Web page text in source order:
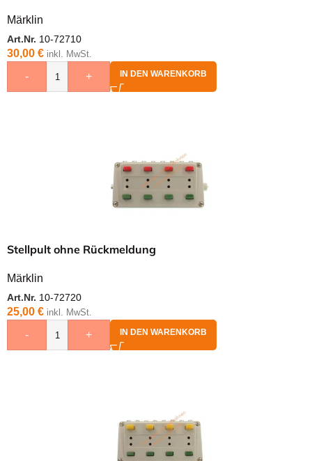
Märklin
Art.Nr. 10-72710
30,00 € inkl. MwSt.
- + IN DEN WARENKORB
Stellpult ohne Rückmeldung
Märklin
Art.Nr. 10-72720
25,00 € inkl. MwSt.
- + IN DEN WARENKORB